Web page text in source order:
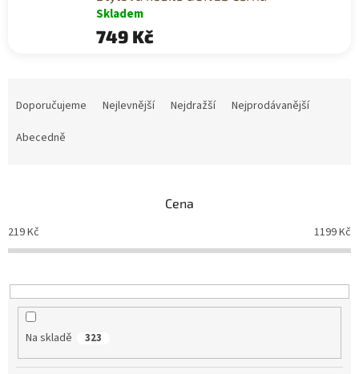
Skladem
749 Kč
o
d
k
t
Doporučujeme Nejlevnější Nejdražší
Nejprodávanější
Abecedně
Cena
219Kč 1199Kč
Na skladě 323